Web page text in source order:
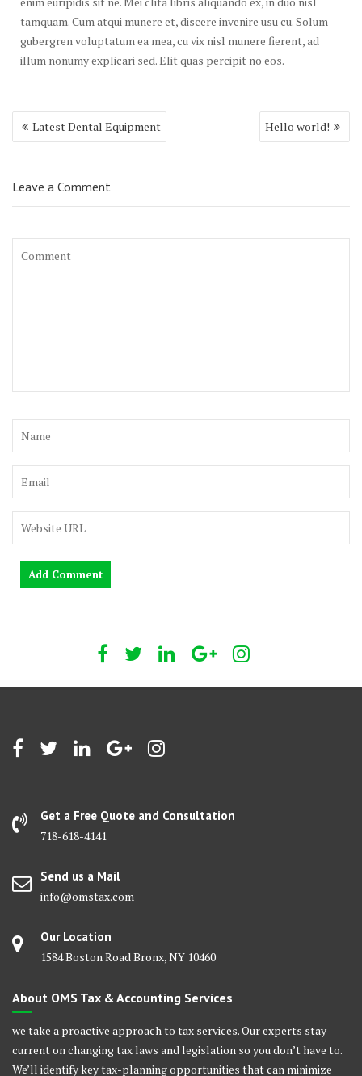
tamquam. Cum atqui munere et, discere invenire usu cu. Solum
gubergren voluptatum ea mea, cu vix nisl munere fierent, ad
illum nonumy explicari sed. Elit quas percipit no eos.
Post
navigation
Latest Dental Equipment Hello world!
Leave a Comment
Get a Free Quote and Consultation
718-618-4141
Send us a Mail
info@omstax.com
Our Location
1584 Boston Road Bronx, NY 10460
About OMS Tax & Accounting Services
we take a proactive approach to tax services. Our experts stay
current on changing tax laws and legislation so you don’t have to.
We’ll identify key tax-planning opportunities that can minimize